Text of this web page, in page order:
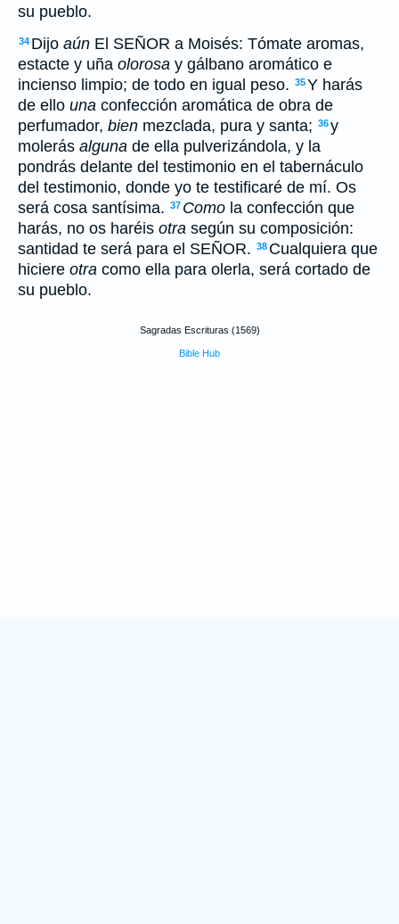
su pueblo.
34 Dijo aún El SEÑOR a Moisés: Tómate aromas,
estacte y uña olorosa y gálbano aromático e
incienso limpio; de todo en igual peso. 35Y harás
de ello una confección aromática de obra de
perfumador, bien mezclada, pura y santa; 36y
molerás alguna de ella pulverizándola, y la
pondrás delante del testimonio en el tabernáculo
del testimonio, donde yo te testificaré de mí. Os
será cosa santísima. 37 Como la confección que
harás, no os haréis otra según su composición:
santidad te será para el SEÑOR. 38 Cualquiera que
hiciere otra como ella para olerla, será cortado de
su pueblo.
Sagradas Escrituras (1569)
Bible Hub